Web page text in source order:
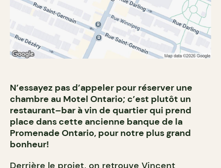
N’essayez pas d’appeler pour réserver une
chambre au Motel Ontario; c’est plutôt un
restaurant–bar à vin de quartier qui prend
place dans cette ancienne banque de la
Promenade Ontario, pour notre plus grand
bonheur!
Derrière le projet, on retrouve Vincent